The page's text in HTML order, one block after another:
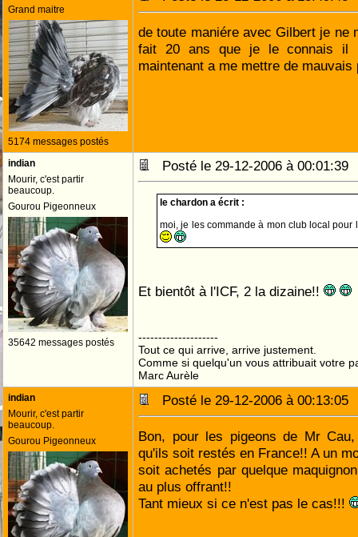
Grand maitre
5174 messages postés
de toute maniére avec Gilbert je ne
fait 20 ans que je le connais il
maintenant a me mettre de
indian
Mourir, c'est partir
beaucoup.
Gourou Pigeonneux
35642 messages postés
Posté le 29-12-2006 à
le chardon a écrit :
moi, je les commande à mon club local pour
Et bientôt à l'ICF, 2 la dizaine!!
--------------------
Tout ce qui arrive, arrive justement.
Comme si quelqu'un vous attribuait votre
Marc Aurèle
indian
Mourir, c'est partir
beaucoup.
Gourou Pigeonneux
Posté le 29-12-2006 à
Bon, pour les pigeons de Mr
qu'ils soit restés en France!! A un
soit achetés par quelque
au plus offrant!!
Tant mieux si ce n'est pas le cas!!!